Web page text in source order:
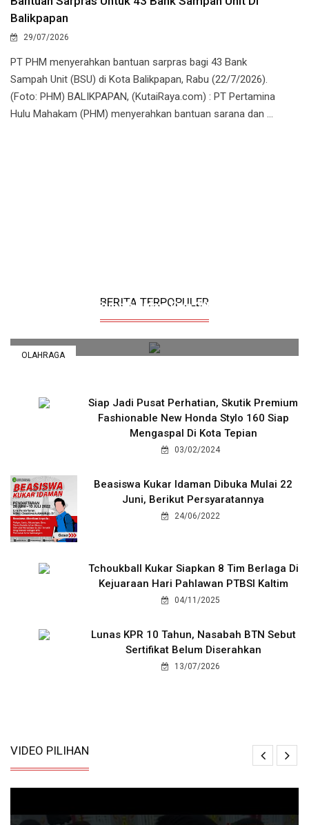
Balikpapan
29/07/2026
PT PHM menyerahkan bantuan sarpras bagi 43 Bank
Sampah Unit (BSU) di Kota Balikpapan, Rabu (22/7/2026).
(Foto: PHM) BALIKPAPAN, (KutaiRaya.com) : PT Pertamina
Hulu Mahakam (PHM) menyerahkan bantuan sarana dan ...
BERITA TERPOPULER
OLAHRAGA
Bupati Kukar Cup 2025
Siap Jadi Pusat Perhatian, Skutik Premium
Fashionable New Honda Stylo 160 Siap
Mengaspal Di Kota Tepian
03/02/2024
Beasiswa Kukar Idaman Dibuka Mulai 22
Juni, Berikut Persyaratannya
24/06/2022
Tchoukball Kukar Siapkan 8 Tim Berlaga Di
Kejuaraan Hari Pahlawan PTBSI Kaltim
04/11/2025
Lunas KPR 10 Tahun, Nasabah BTN Sebut
Sertifikat Belum Diserahkan
13/07/2026
VIDEO PILIHAN